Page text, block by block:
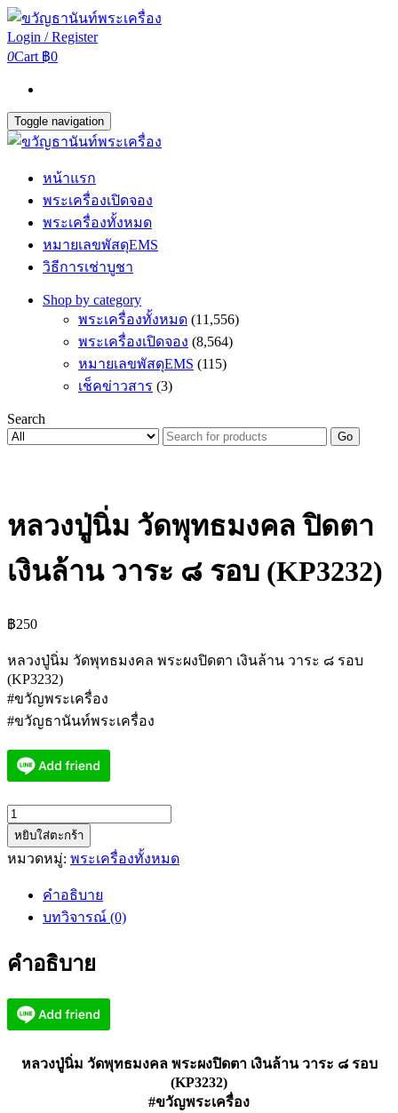
Login / Register
0Cart ฿0
Toggle navigation
หน้าแรก
พระเครื่องเปิดจอง
พระเครื่องทั้งหมด
หมายเลขพัสดุEMS
วิธีการเช่าบูชา
Shop by category
พระเครื่องทั้งหมด (11,556)
พระเครื่องเปิดจอง (8,564)
หมายเลขพัสดุEMS (115)
เช็คข่าวสาร (3)
Search
Go
หลวงปู่นิ่ม วัดพุทธมงคล ปิดตา
เงินล้าน วาระ ๘ รอบ (KP3232)
฿250
หลวงปู่นิ่ม วัดพุทธมงคล พระผงปิดตา เงินล้าน วาระ ๘ รอบ
(KP3232)
#ขวัญพระเครื่อง
#ขวัญธานันท์พระเครื่อง
จำนวน
หลวง
ปู่
ปิด
เงิน
วาระ
หยิบใส่ตะกร้า
หมวดหมู่: พระเครื่องทั้งหมด
คำอธิบาย
บทวิจารณ์ (0)
คำอธิบาย
หลวงปู่นิ่ม วัดพุทธมงคล พระผงปิดตา เงินล้าน วาระ ๘ รอบ
(KP3232)
#ขวัญพระเครื่อง